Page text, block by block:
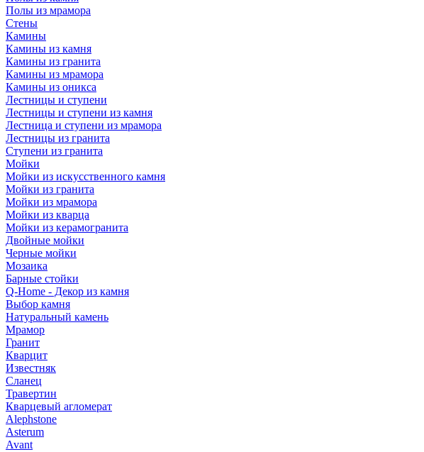
Полы из мрамора
Стены
Камины
Камины из камня
Камины из гранита
Камины из мрамора
Камины из оникса
Лестницы и ступени
Лестницы и ступени из камня
Лестница и ступени из мрамора
Лестницы из гранита
Ступени из гранита
Мойки
Мойки из искусственного камня
Мойки из гранита
Мойки из мрамора
Мойки из кварца
Мойки из керамогранита
Двойные мойки
Черные мойки
Мозаика
Барные стойки
Q-Home - Декор из камня
Выбор камня
Натуральный камень
Мрамор
Гранит
Кварцит
Известняк
Сланец
Травертин
Кварцевый агломерат
Alephstone
Asterum
Avant